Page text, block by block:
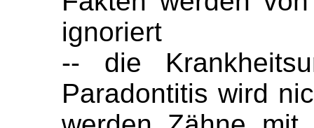
ignoriert
-- die
Paradontitis wird